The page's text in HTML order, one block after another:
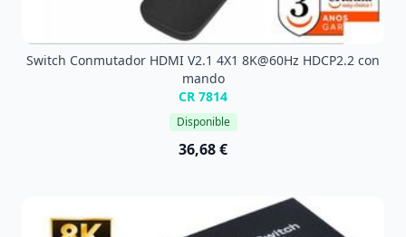
Switch Conmutador HDMI V2.1 4X1 8K@60Hz HDCP2.2 con
mando
CR 7814
Disponible
36,68 €